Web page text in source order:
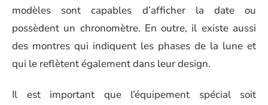
modèles sont capables d’afficher la date ou
possèdent un chronomètre. En outre, il existe aussi
des montres qui indiquent les phases de la lune et
qui le reflètent également dans leur design.
Il est important que l’équipement spécial soit